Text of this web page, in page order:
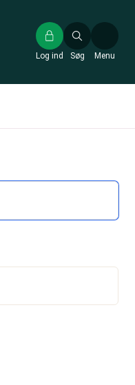
Søg
Log ind Menu